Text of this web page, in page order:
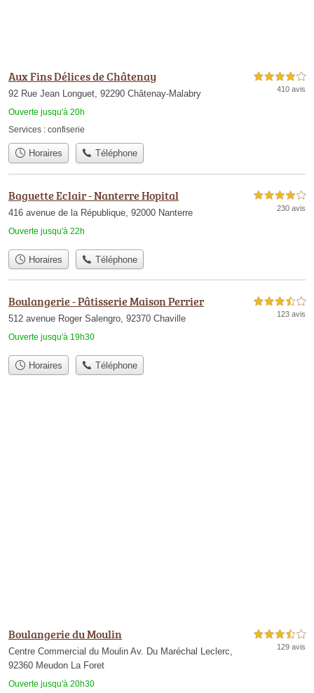
Aux Fins Délices de Châtenay
92 Rue Jean Longuet, 92290 Châtenay-Malabry
Ouverte jusqu'à 20h
4,0 étoiles sur 5
410 avis
Services : confiserie
Horaires Téléphone
Baguette Eclair - Nanterre Hopital
416 avenue de la République, 92000 Nanterre
Ouverte jusqu'à 22h
4,0 étoiles sur 5
230 avis
Horaires Téléphone
Boulangerie - Pâtisserie Maison Perrier
512 avenue Roger Salengro, 92370 Chaville
Ouverte jusqu'à 19h30
3,5 étoiles sur 5
123 avis
Horaires Téléphone
Boulangerie du Moulin
Centre Commercial du Moulin Av. Du Maréchal Leclerc,
92360 Meudon La Foret
Ouverte jusqu'à 20h30
3,5 étoiles sur 5
129 avis